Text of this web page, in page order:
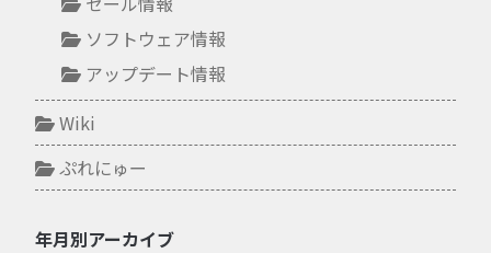
ソフトウェア情報
アップデート情報
Wiki
ぷれにゅー
年月別アーカイブ